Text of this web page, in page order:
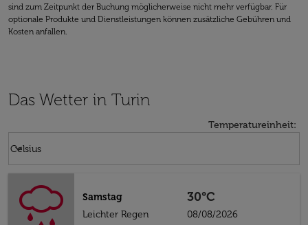
sind zum Zeitpunkt der Buchung möglicherweise nicht mehr verfügbar. Für
optionale Produkte und Dienstleistungen können zusätzliche Gebühren und
Kosten anfallen.
Das Wetter in Turin
Temperatureinheit:
Celsius
keyboard_arrow_down
Samstag
Leichter Regen
30°C
08/08/2026